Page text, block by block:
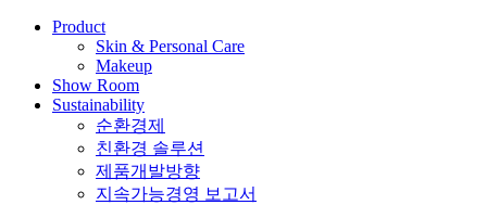
Product
Skin & Personal Care
Makeup
Show Room
Sustainability
순환경제
친환경 솔루션
제품개발방향
지속가능경영 보고서